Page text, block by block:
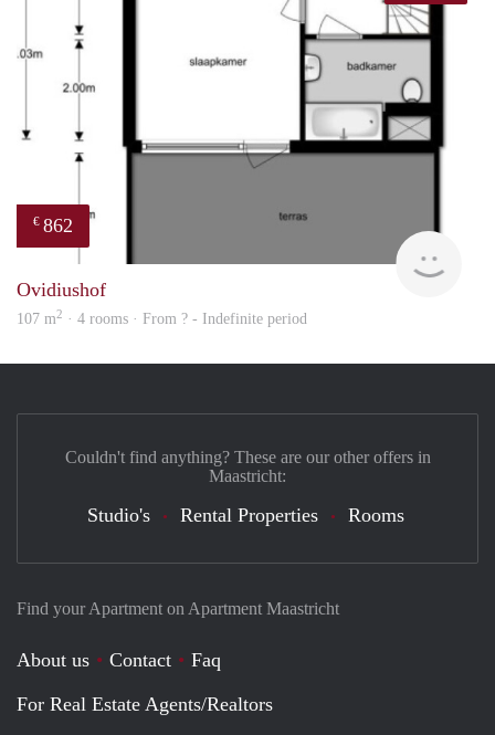
€ 862
Ovidiushof
107 m2 · 4 rooms · From ? - Indefinite period
Find your Apartment on Apartment Maastricht
About us Contact
Faq
For Real Estate Agents/Realtors
Couldn't find anything? These are our other offers in
Maastricht:
Studio's Rental Properties Rooms